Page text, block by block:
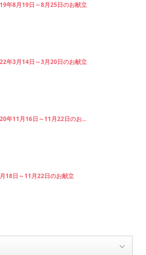
年8月19日～8月25日のお献立
年3月14日～3月20日のお献立
年11月16日～11月22日のお...
18日～11月22日のお献立